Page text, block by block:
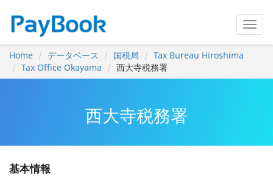
Home データベース 国税局
Tax Bureau Hiroshima
Tax Office Okayama
西大寺税務署
西大寺税務署
基本情報